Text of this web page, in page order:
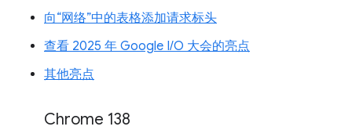
向“网络”中的表格添加请求标头
查看 2025 年 Google I/O 大会的亮点
其他亮点
Chrome 138